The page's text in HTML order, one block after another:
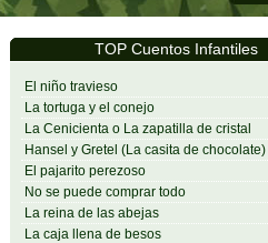
TOP Cuentos Infantiles
El niño travieso
La tortuga y el conejo
La Cenicienta o La zapatilla de cristal
Hansel y Gretel (La casita de chocolate)
El pajarito perezoso
No se puede comprar todo
La reina de las abejas
La caja llena de besos